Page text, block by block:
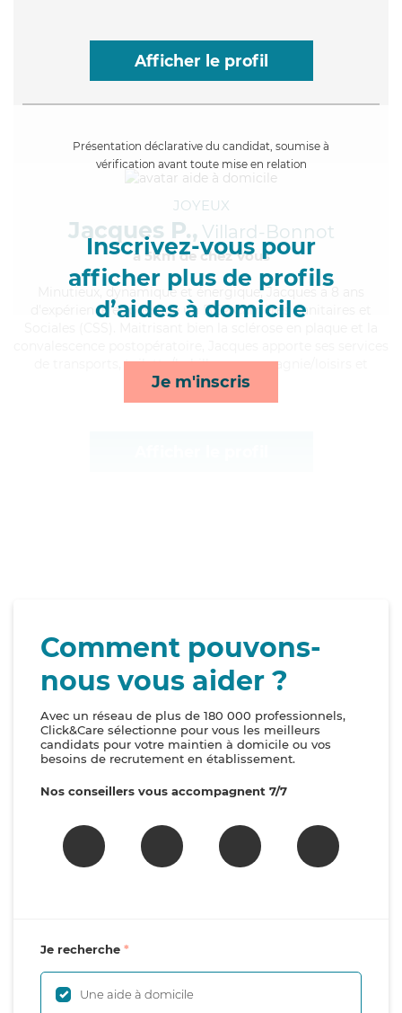
Afficher le profil
Présentation déclarative du candidat, soumise à
vérification avant toute mise en relation
Inscrivez-vous pour
afficher plus de profils
d’aides à domicile
Je m'inscris
JOYEUX
Jacques P., Villard-Bonnot
à 5km de chez Vous
, dynamique et énergique, Jacques a 8 ans
d'expérience et possède un BEP Carrières Sanitaires et
de transports, toilette/habillage, compagnie/loisirs et
ménage*
Comment pouvons-
nous vous aider ?
Avec un réseau de plus de 180 000 professionnels,
Click&Care sélectionne pour vous les meilleurs
candidats pour votre maintien à domicile ou vos
besoins de recrutement en établissement.
Nos conseillers vous accompagnent 7/7
Je recherche
Une aide à domicile